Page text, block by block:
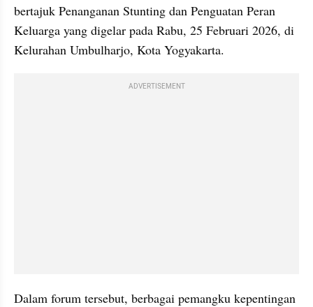
bertajuk Penanganan Stunting dan Penguatan Peran
Keluarga yang digelar pada Rabu, 25 Februari 2026, di
Kelurahan Umbulharjo, Kota Yogyakarta.
ADVERTISEMENT
Dalam forum tersebut, berbagai pemangku kepentingan